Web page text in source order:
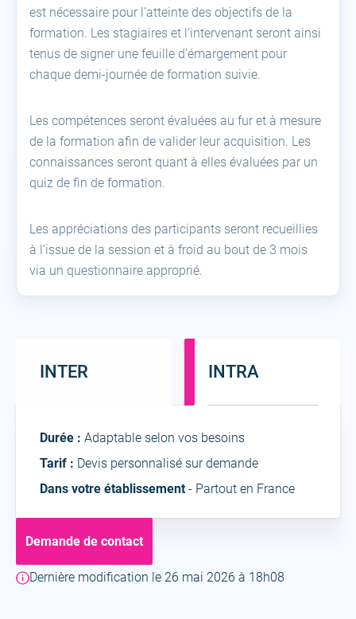
est nécessaire pour l’atteinte des objectifs de la
formation. Les stagiaires et l’intervenant seront ainsi
tenus de signer une feuille d’émargement pour
chaque demi-journée de formation suivie.
Les compétences seront évaluées au fur et à mesure
de la formation afin de valider leur acquisition. Les
connaissances seront quant à elles évaluées par un
quiz de fin de formation.
Les appréciations des participants seront recueillies
à l’issue de la session et à froid au bout de 3 mois
via un questionnaire approprié.
INTER INTRA
IntraDurée : Adaptable selon vos besoins
Tarif : Devis personnalisé sur demande
Dans votre établissement- Partout en France
Demande de contact
Dernière modification le 26 mai 2026 à 18h08